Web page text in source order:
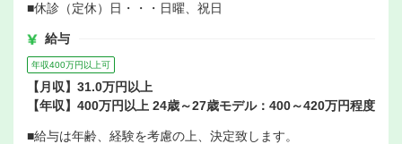
■休診（定休）日・・・日曜、祝日
給与
年収400万円以上可
【月収】31.0万円以上
【年収】400万円以上 24歳～27歳モデル：400～420万円程度
■給与は年齢、経験を考慮の上、決定致します。